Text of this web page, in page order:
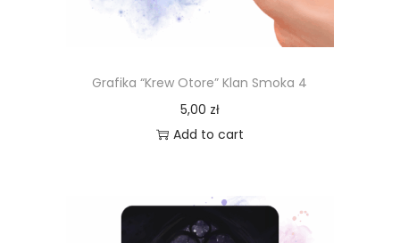
Grafika “Krew Otore” Klan Smoka 4
5,00 zł
Add to cart